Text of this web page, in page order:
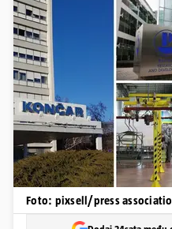
Foto: pixsell/press associatio